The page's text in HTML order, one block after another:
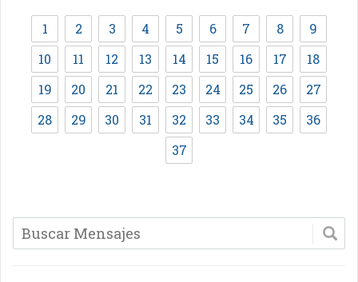
1 2 3 4 5 6 7 8
9
10
11 12 13 14 15 16 17
18
19
20 21 22 23 24 25 26
27
28
29 30 31 32 33 34 35
36
37